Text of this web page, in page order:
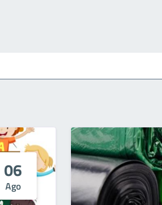
06
Ago